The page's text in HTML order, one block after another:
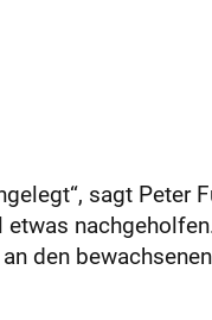
sagt Peter
den